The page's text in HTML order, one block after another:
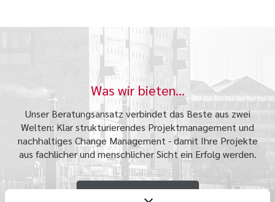
Was wir bieten...
Unser Beratungsansatz verbindet das Beste aus zwei
Welten: Klar strukturierendes Projektmanagement und
nachhaltiges Change Management - damit Ihre Projekte
aus fachlicher und menschlicher Sicht ein Erfolg werden.
Mehr erfahren